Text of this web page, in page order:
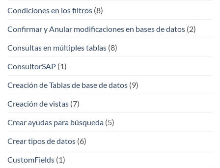
Condiciones en los filtros (8)
Confirmar y Anular modificaciones en bases de datos (2)
Consultas en múltiples tablas (8)
ConsultorSAP (1)
Creación de Tablas de base de datos (9)
Creación de vistas (7)
Crear ayudas para búsqueda (5)
Crear tipos de datos (6)
CustomFields (1)